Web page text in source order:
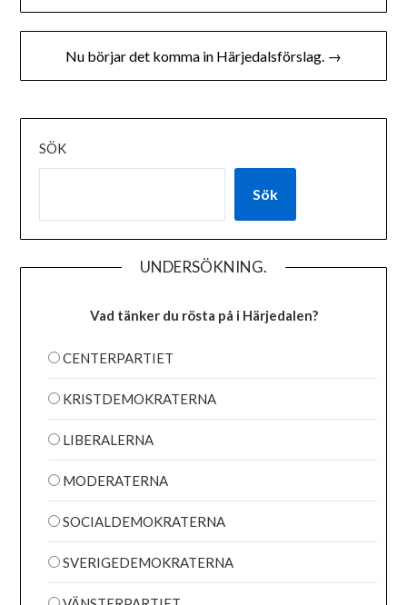
Nu börjar det komma in Härjedalsförslag. →
SÖK
Sök
UNDERSÖKNING.
Vad tänker du rösta på i Härjedalen?
CENTERPARTIET
KRISTDEMOKRATERNA
LIBERALERNA
MODERATERNA
SOCIALDEMOKRATERNA
SVERIGEDEMOKRATERNA